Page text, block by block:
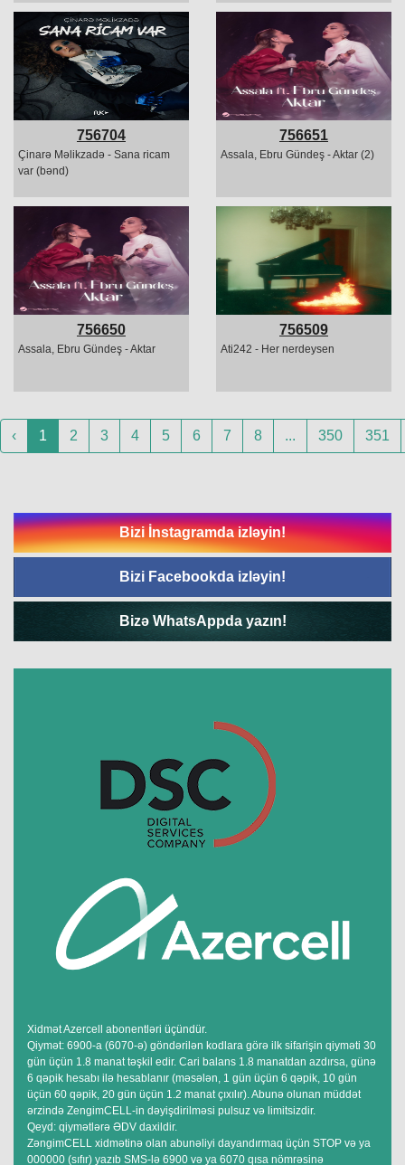
756704
Çinarə Məlikzadə - Sana ricam
var (bənd)
756651
Assala, Ebru Gündeş - Aktar (2)
756650
Assala, Ebru Gündeş - Aktar
756509
Ati242 - Her nerdeysen
‹ 1 2 3 4 5 6 7 8 ... 350 351
Bizi İnstagramda izləyin!
Bizi Facebookda izləyin!
Bizə WhatsAppda yazın!
Xidmət Azercell abonentləri üçündür.
Qiymət: 6900-a (6070-ə) göndərilən kodlara görə ilk sifarişin qiyməti 30
gün üçün 1.8 manat təşkil edir. Cari balans 1.8 manatdan azdırsa, günə
6 qəpik hesabı ilə hesablanır (məsələn, 1 gün üçün 6 qəpik, 10 gün
üçün 60 qəpik, 20 gün üçün 1.2 manat çıxılır). Abunə olunan müddət
ərzində ZengimCELL-in dəyişdirilməsi pulsuz və limitsizdir.
Qeyd: qiymətlərə ƏDV daxildir.
ZəngimCELL xidmətinə olan abunəliyi dayandırmaq üçün STOP və ya
000000 (sıfır) yazıb SMS-lə 6900 və ya 6070 qısa nömrəsinə